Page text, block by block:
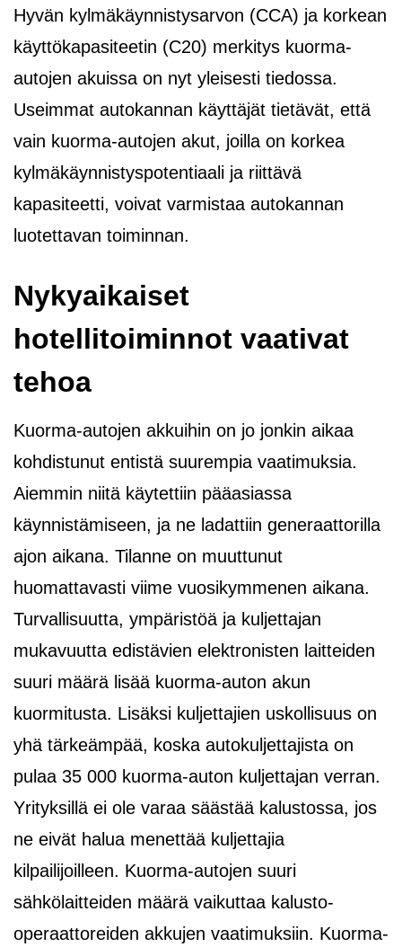
Hyvän kylmäkäynnistysarvon (CCA) ja korkean
käyttökapasiteetin (C20) merkitys kuorma-
autojen akuissa on nyt yleisesti tiedossa.
Useimmat autokannan käyttäjät tietävät, että
vain kuorma-autojen akut, joilla on korkea
kylmäkäynnistyspotentiaali ja riittävä
kapasiteetti, voivat varmistaa autokannan
luotettavan toiminnan.
Nykyaikaiset
hotellitoiminnot vaativat
tehoa
Kuorma-autojen akkuihin on jo jonkin aikaa
kohdistunut entistä suurempia vaatimuksia.
Aiemmin niitä käytettiin pääasiassa
käynnistämiseen, ja ne ladattiin generaattorilla
ajon aikana. Tilanne on muuttunut
huomattavasti viime vuosikymmenen aikana.
Turvallisuutta, ympäristöä ja kuljettajan
mukavuutta edistävien elektronisten laitteiden
suuri määrä lisää kuorma-auton akun
kuormitusta. Lisäksi kuljettajien uskollisuus on
yhä tärkeämpää, koska autokuljettajista on
pulaa 35 000 kuorma-auton kuljettajan verran.
Yrityksillä ei ole varaa säästää kalustossa, jos
ne eivät halua menettää kuljettajia
kilpailijoilleen. Kuorma-autojen suuri
sähkölaitteiden määrä vaikuttaa kalusto-
operaattoreiden akkujen vaatimuksiin. Kuorma-